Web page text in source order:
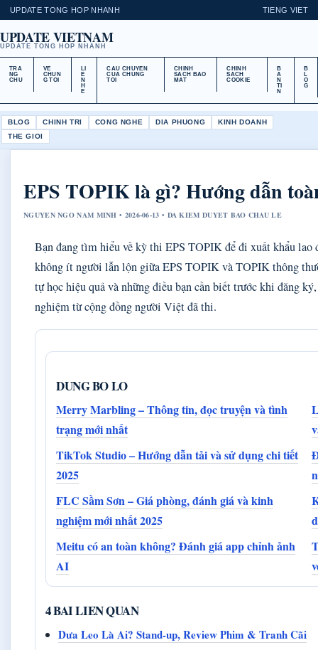
UPDATE TONG HOP NHANH TIENG VIET
UPDATE VIETNAM
UPDATE TONG HOP NHANH
TRA
NG
CHU
VE
CHUN
G TOI
LI
E
N
H
E
CAU CHUYEN
CUA CHUNG
TOI
CHINH
SACH BAO
MAT
CHINH
SACH
COOKIE
B
A
N
TI
N
B
L
O
G
BLOG CHINH TRI CONG NGHE DIA PHUONG
KINH DOANH
THE GIOI
EPS TOPIK là gì? Hướng dẫn
NGUYEN NGO NAM MINH • 2026-06-13 • DA KIEM DUYET BAO CHAU LE
Bạn đang tìm hiểu về kỳ thi EPS TOPIK để đi xuất khẩu
không ít người lẫn lộn giữa EPS TOPIK và TOPIK thông
tự học hiệu quả và những điều bạn cần biết trước khi đăng
nghiệm từ cộng đồng người Việt đã thi.
DUNG BO LO
Merry Marbling – Thông tin, đọc truyện và tình
trạng mới nhất
TikTok Studio – Hướng dẫn tải và sử dụng chi tiết
2025
FLC Sầm Sơn – Giá phòng, đánh giá và kinh
nghiệm mới nhất 2025
Meitu có an toàn không? Đánh giá app chỉnh ảnh
AI
4 BAI LIEN QUAN
Dưa Leo Là Ai? Stand-up, Review Phim & Tranh Cãi